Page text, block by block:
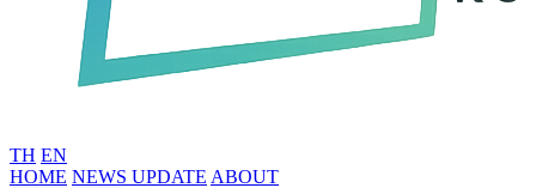
TH EN
HOME NEWS UPDATE ABOUT